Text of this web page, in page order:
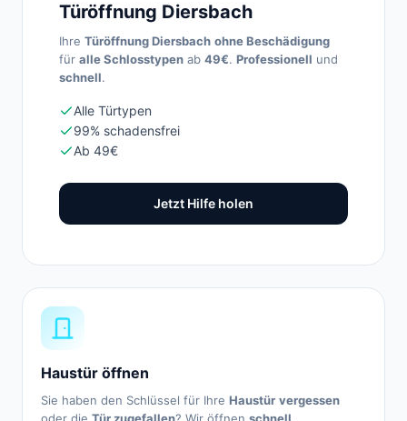
Türöffnung Diersbach
Ihre Türöffnung Diersbach ohne Beschädigung
für alle Schlosstypen ab 49€. Professionell und
schnell.
Alle Türtypen
99% schadensfrei
Ab 49€
Jetzt Hilfe holen
Haustür öffnen
Sie haben den Schlüssel für Ihre Haustür vergessen